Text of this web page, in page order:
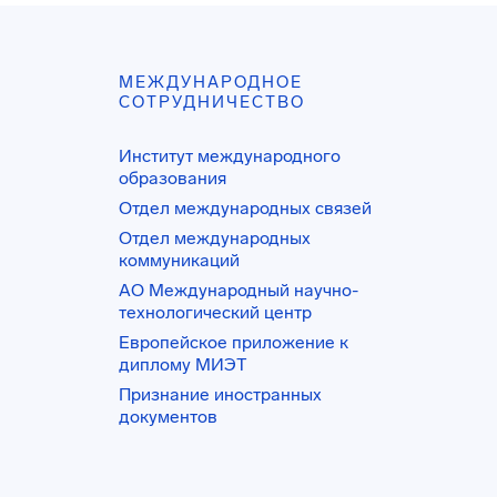
МЕЖДУНАРОДНОЕ
СОТРУДНИЧЕСТВО
Институт международного
образования
Отдел международных связей
Отдел международных
коммуникаций
АО Международный научно-
технологический центр
Европейское приложение к
диплому МИЭТ
Признание иностранных
документов